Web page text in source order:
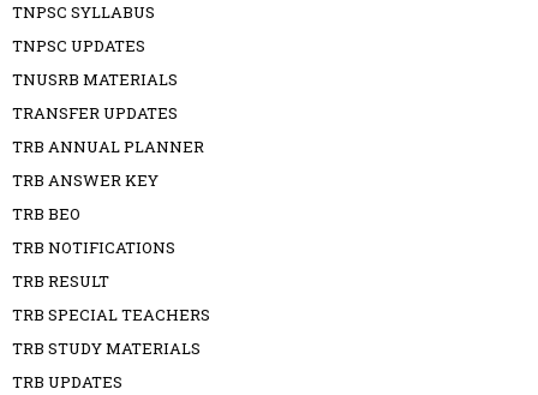
TNPSC SYLLABUS
TNPSC UPDATES
TNUSRB MATERIALS
TRANSFER UPDATES
TRB ANNUAL PLANNER
TRB ANSWER KEY
TRB BEO
TRB NOTIFICATIONS
TRB RESULT
TRB SPECIAL TEACHERS
TRB STUDY MATERIALS
TRB UPDATES